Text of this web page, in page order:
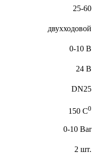
25-60
двухходовой
0-10 В
24 В
DN25
150 C0
0-10 Bar
2 шт.